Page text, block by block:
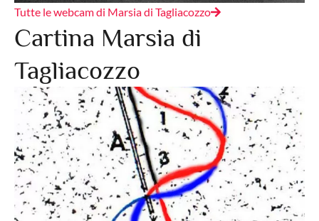
Tutte le webcam di Marsia di Tagliacozzo
Cartina Marsia di
Tagliacozzo